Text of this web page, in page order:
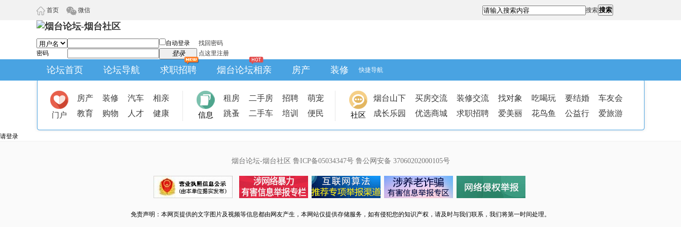
首页 微信 搜索搜索
自动登录
找回密码
密码
登录 点这里注册
论坛首页 论坛导航 求职招聘 烟台论坛相亲 房产 装修 快捷导航
门户
房产 装修 汽车
相亲
教育
购物 人才 健康 信息
租房 二手房 招聘
萌宠
跳蚤
二手车 培训 便民 社区
烟台山下 买房交流 装修交流 找对象 吃喝玩 要结婚
车友会
成长乐园
优选商城 求职招聘 爱美丽 花鸟鱼 公益行 爱旅游
请登录
烟台论坛-烟台社区 鲁ICP备05034347号 鲁公网安备 37060202000105号
免责声明：本网页提供的文字图片及视频等信息都由网友产生，本网站仅提供存储服务，如有侵犯您的知识产权，请及时与我们联系，我们将第一时间处理。